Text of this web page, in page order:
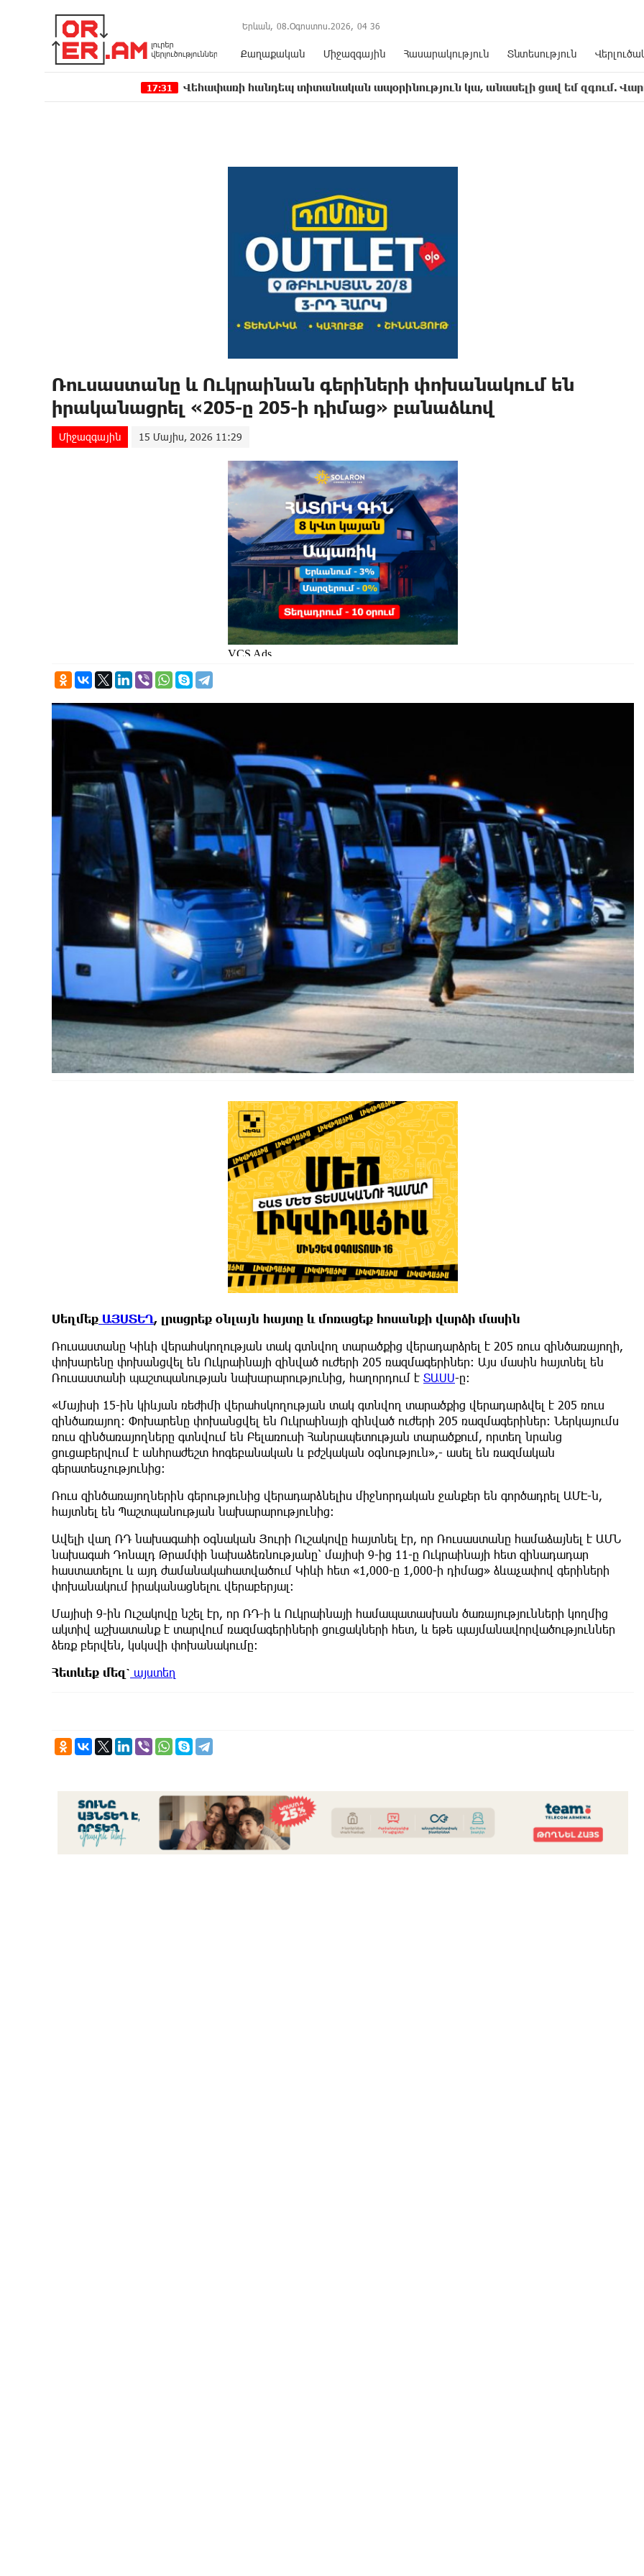
Երևան, 08.Օգոստոս.2026, 04 36
Քաղաքական Միջազգային Հասարակություն Տնտեսություն
Վեհափառի հանդեպ տիտանական ապօրինություն կա, անասելի ցավ եմ զգում. Վարդևանյան
Ռուսաստանը և Ուկրաինան գերիների փոխանակում են
իրականացրել «205-ը 205-ի դիմաց» բանաձևով
Միջազգային 15 Մայիս, 2026 11:29
Սեղմեք ԱՅՍՏԵՂ, լրացրեք օնլայն հայտը և մոռացեք հոսանքի վարձի մասին
Ռուսաստանը Կիևի վերահսկողության տակ գտնվող տարածքից վերադարձրել է 205 ռուս զինծառայողի,
փոխարենը փոխանցվել են Ուկրաինայի զինված ուժերի 205 ռազմագերիներ։ Այս մասին հայտնել են
Ռուսաստանի պաշտպանության նախարարությունից, հաղորդում է ՏԱՍՍ-ը:
«Մայիսի 15-ին կիևյան ռեժիմի վերահսկողության տակ գտնվող տարածքից վերադարձվել է 205 ռուս
զինծառայող։ Փոխարենը փոխանցվել են Ուկրաինայի զինված ուժերի 205 ռազմագերիներ։ Ներկայումս
ռուս զինծառայողները գտնվում են Բելառուսի Հանրապետության տարածքում, որտեղ նրանց
ցուցաբերվում է անհրաժեշտ հոգեբանական և բժշկական օգնություն»,- ասել են ռազմական
գերատեսչությունից։
Ռուս զինծառայողներին գերությունից վերադարձնելիս միջնորդական ջանքեր են գործադրել ԱՄԷ-ն,
հայտնել են Պաշտպանության նախարարությունից։
Ավելի վաղ ՌԴ նախագահի օգնական Յուրի Ուշակովը հայտնել էր, որ Ռուսաստանը համաձայնել է ԱՄՆ
նախագահ Դոնալդ Թրամփի նախաձեռնությանը՝ մայիսի 9-ից 11-ը Ուկրաինայի հետ զինադադար
հաստատելու և այդ ժամանակահատվածում Կիևի հետ «1,000-ը 1,000-ի դիմաց» ձևաչափով գերիների
փոխանակում իրականացնելու վերաբերյալ։
Մայիսի 9-ին Ուշակովը նշել էր, որ ՌԴ-ի և Ուկրաինայի համապատասխան ծառայությունների կողմից
ակտիվ աշխատանք է տարվում ռազմագերիների ցուցակների հետ, և եթե պայմանավորվածություններ
ձեռք բերվեն, կսկսվի փոխանակումը։
Հետևեք մեզ՝ այստեղ